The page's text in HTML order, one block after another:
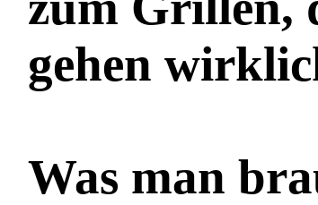
gehen
Was man